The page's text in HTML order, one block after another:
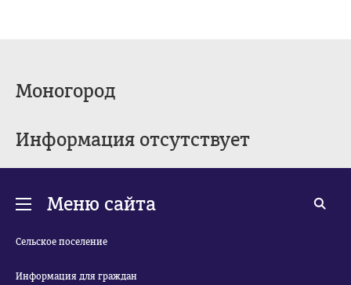
Моногород
Информация отсутствует
Меню сайта
Сельское поселение
Информация для граждан